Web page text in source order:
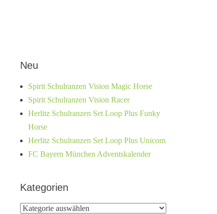
Neu
Spirit Schulranzen Vision Magic Horse
Spirit Schulranzen Vision Racer
Herlitz Schulranzen Set Loop Plus Funky
Horse
Herlitz Schulranzen Set Loop Plus Unicorn
FC Bayern München Adventskalender
Kategorien
Kategorien